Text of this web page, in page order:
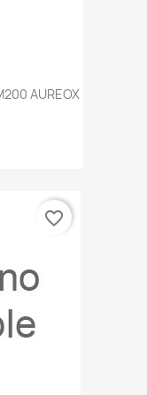
AUREOX
favorite_border